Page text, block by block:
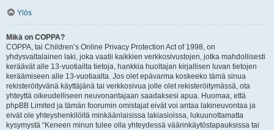
Ylös
Mikä on COPPA?
COPPA, tai Children’s Online Privacy Protection Act of 1998, on
yhdysvaltalainen laki, joka vaatii kaikkien verkkosivustojen, jotka mahdollisesti
keräävät alle 13-vuotiailta tietoja, hankkia huoltajan kirjallisen luvan tietojen
keräämiseen alle 13-vuotiaalta. Jos olet epävarma koskeeko tämä sinua
rekisteröityvänä käyttäjänä tai verkkosivua jolle olet rekisteröitymässä, ota
yhteyttä oikeudelliseen neuvonantajaan saadaksesi apua. Huomaa, että
phpBB Limited ja tämän foorumin omistajat eivät voi antaa lakineuvontaa ja
eivät ole yhteyshenkilöitä minkäänlaisissa lakiasioissa, lukuunottamatta
kysymystä “Keneen minun tulee olla yhteydessä väärinkäytöstapauksissa tai